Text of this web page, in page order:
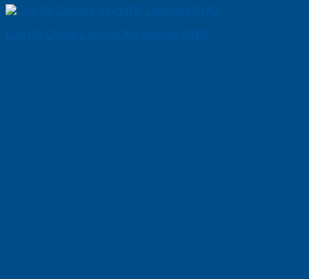
Cửa Gỗ Chống Cháy MDF Laminate P1R2